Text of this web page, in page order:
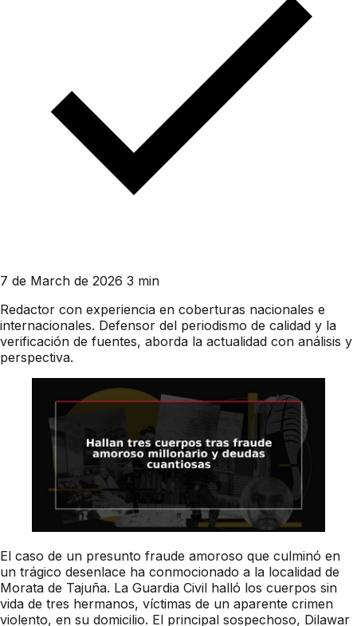
7 de March de 2026 3 min
Redactor con experiencia en coberturas nacionales e
internacionales. Defensor del periodismo de calidad y la
verificación de fuentes, aborda la actualidad con análisis y
perspectiva.
El caso de un presunto fraude amoroso que culminó en
un trágico desenlace ha conmocionado a la localidad de
Morata de Tajuña. La Guardia Civil halló los cuerpos sin
vida de tres hermanos, víctimas de un aparente crimen
violento, en su domicilio. El principal sospechoso, Dilawar